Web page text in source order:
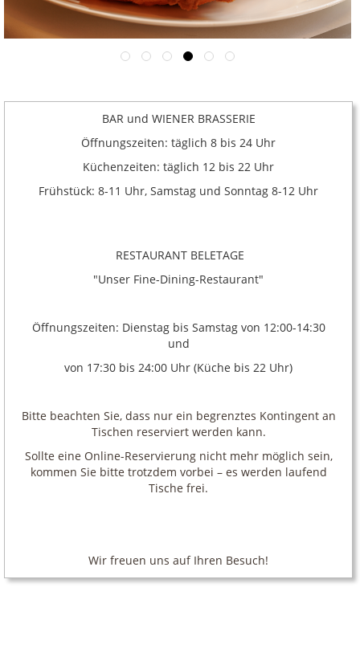
BAR und WIENER BRASSERIE
Öffnungszeiten: täglich 8 bis 24 Uhr
Küchenzeiten: täglich 12 bis 22 Uhr
Frühstück: 8-11 Uhr, Samstag und Sonntag 8-12 Uhr
RESTAURANT BELETAGE
"Unser Fine-Dining-Restaurant"
Öffnungszeiten: Dienstag bis Samstag von 12:00-14:30
und
von 17:30 bis 24:00 Uhr (Küche bis 22 Uhr)
Bitte beachten Sie, dass nur ein begrenztes Kontingent an
Tischen reserviert werden kann.
Sollte eine Online-Reservierung nicht mehr möglich sein,
kommen Sie bitte trotzdem vorbei – es werden laufend
Tische frei.
Wir freuen uns auf Ihren Besuch!